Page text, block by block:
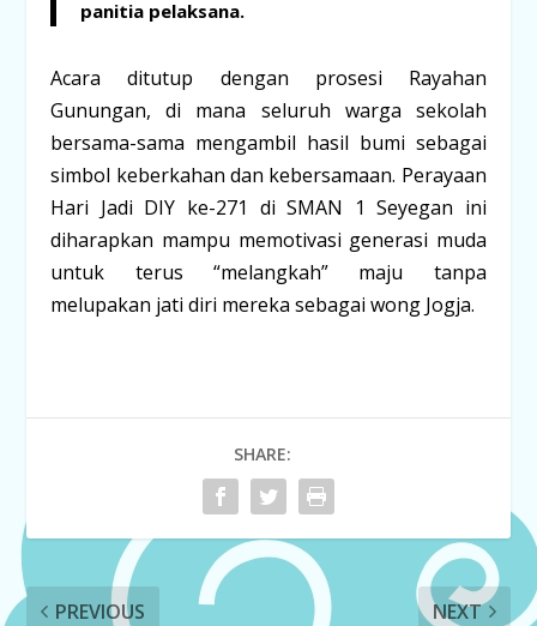
panitia pelaksana.
Acara ditutup dengan prosesi Rayahan
Gunungan, di mana seluruh warga sekolah
bersama-sama mengambil hasil bumi sebagai
simbol keberkahan dan kebersamaan. Perayaan
Hari Jadi DIY ke-271 di SMAN 1 Seyegan ini
diharapkan mampu memotivasi generasi muda
untuk terus “melangkah” maju tanpa
melupakan jati diri mereka sebagai wong Jogja.
SHARE:
PREVIOUS NEXT